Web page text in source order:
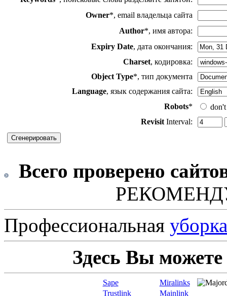
Owner*, email владельца сайта
Author*, имя автора:
Expiry Date, дата окончания:
Charset, кодировка:
Object Type*, тип документа
Language, язык содержания сайта:
Robots*
Revisit Interval:
Всего проверено
Профессиональная уборка
Здесь Вы
Sape
Trustlink
Miralinks
Mainlink